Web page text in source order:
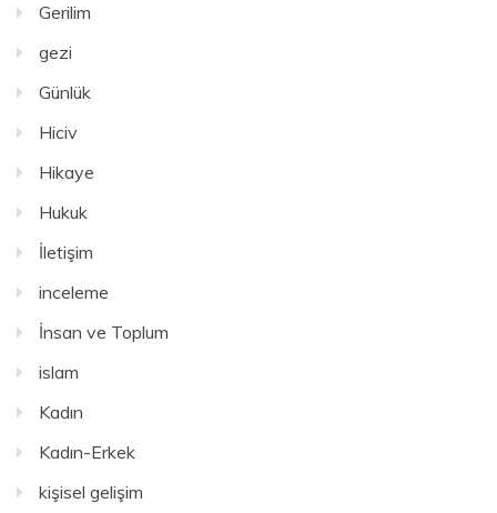
Gerilim
gezi
Günlük
Hiciv
Hikaye
Hukuk
İletişim
inceleme
İnsan ve Toplum
islam
Kadın
Kadın-Erkek
kişisel gelişim